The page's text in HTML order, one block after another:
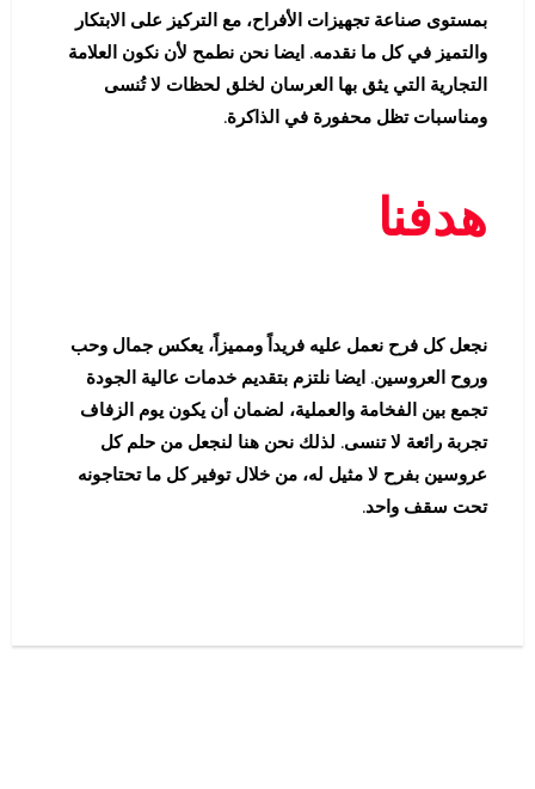
بمستوى صناعة تجهيزات الأفراح، مع التركيز على الابتكار
والتميز في كل ما نقدمه. ايضا نحن نطمح لأن نكون العلامة
التجارية التي يثق بها العرسان لخلق لحظات لا تُنسى
ومناسبات تظل محفورة في الذاكرة.
هدفنا
نجعل كل فرح نعمل عليه فريداً ومميزاً، يعكس جمال وحب
وروح العروسين. ايضا نلتزم بتقديم خدمات عالية الجودة
تجمع بين الفخامة والعملية، لضمان أن يكون يوم الزفاف
تجربة رائعة لا تنسى. لذلك نحن هنا لنجعل من حلم كل
عروسين بفرح لا مثيل له، من خلال توفير كل ما تحتاجونه
تحت سقف واحد.